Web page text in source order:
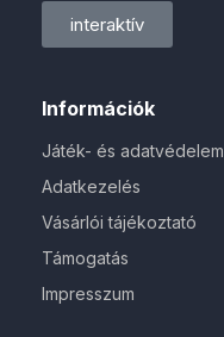
Információk
Játék- és adatvédelem
Adatkezelés
Vásárlói tájékoztató
Támogatás
Impresszum
interaktív